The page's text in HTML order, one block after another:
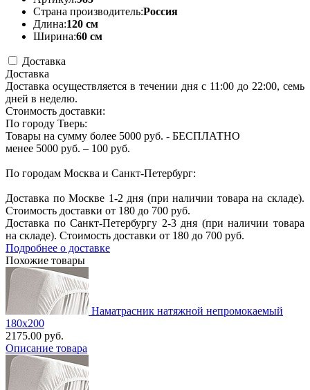
Страна производитель:Россия
Длина:120 см
Ширина:60 см
Доставка
Доставка
Доставка осуществляется в течении дня с 11:00 до 22:00, семь
дней в неделю.
Стоимость доставки:
По городу Тверь:
Товары на сумму более 5000 руб. - БЕСПЛАТНО
менее 5000 руб. – 100 руб.
По городам Москва и Санкт-Петербург:
Доставка по Москве 1-2 дня (при наличии товара на складе).
Стоимость доставки от 180 до 700 руб.
Доставка по Санкт-Петербургу 2-3 дня (при наличии товара
на складе). Стоимость доставки от 180 до 700 руб.
Подробнее о доставке
Похожие товары
Наматрасник натяжной непромокаемый
180х200
2175.00 руб.
Описание товара